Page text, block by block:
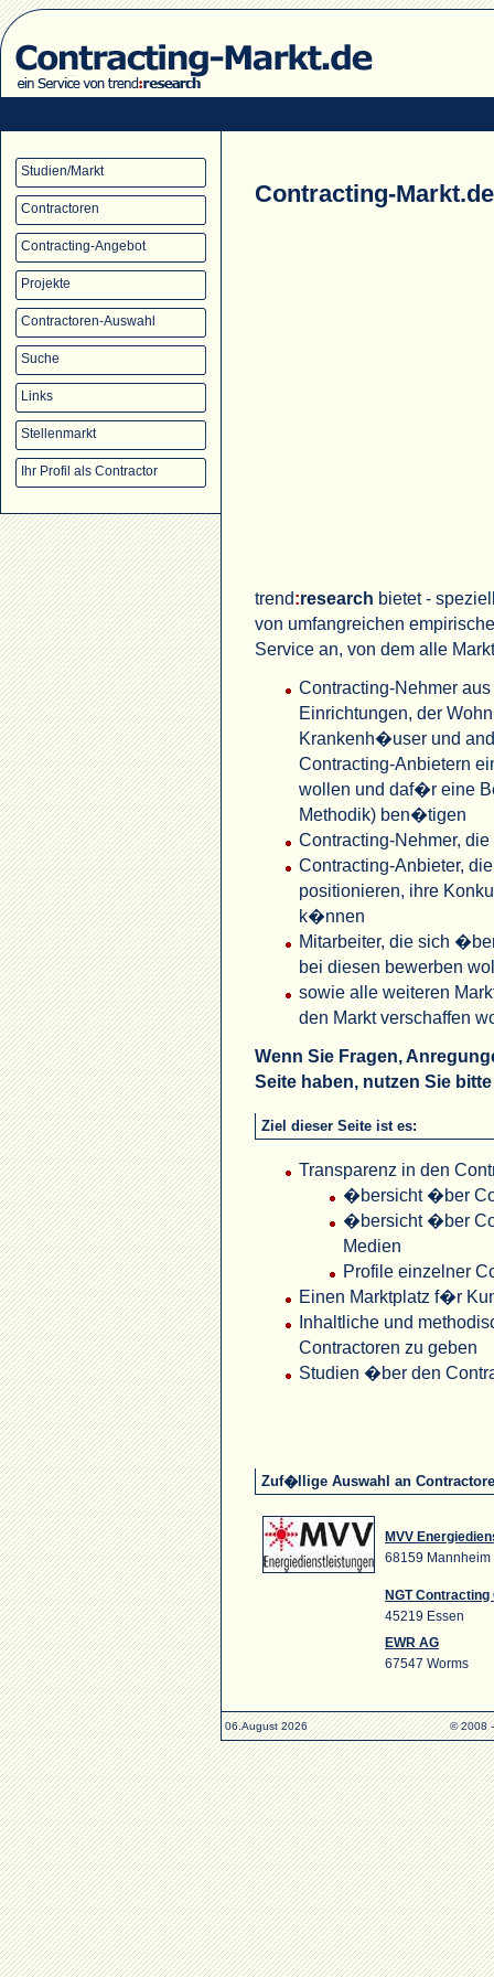
Studien/Markt
Contractoren
Contracting-Angebot
Projekte
Contractoren-Auswahl
Suche
Links
Stellenmarkt
Ihr Profil als Contractor
Contracting-Markt.de
trend:research bietet -
von umfangreichen
Service an, von dem alle
Contracting-Nehmer
Einrichtungen, der
Krankenh�user und
Contracting-Anbietern
wollen und daf�r eine
Methodik) ben�tigen
Contracting-Nehmer,
Contracting-Anbieter,
positionieren, ihre
k�nnen
Mitarbeiter, die sich
bei diesen bewerben
sowie alle weiteren
den Markt verschaffen
Wenn Sie Fragen,
Seite haben, nutzen Sie
Ziel dieser Seite ist es:
Transparenz in den
�bersicht �ber
�bersicht �ber
Medien
Profile einzelner
Einen Marktplatz f�r
Inhaltliche und
Contractoren zu geben
Studien �ber den
Zuf�llige Auswahl an
MVV
68159 Mannheim
NGT Contracting
45219 Essen
EWR AG
67547 Worms
06.August 2026 © 2008